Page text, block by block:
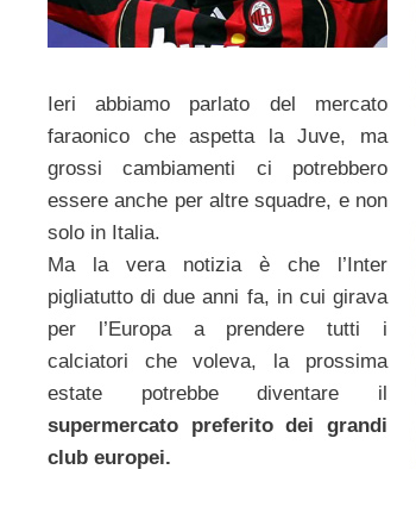
Ieri abbiamo parlato del mercato
faraonico che aspetta la Juve, ma
grossi cambiamenti ci potrebbero
essere anche per altre squadre, e non
solo in Italia.
Ma la vera notizia è che l’Inter
pigliatutto di due anni fa, in cui girava
per l’Europa a prendere tutti i
calciatori che voleva, la prossima
estate potrebbe diventare il
supermercato preferito dei grandi
club europei.